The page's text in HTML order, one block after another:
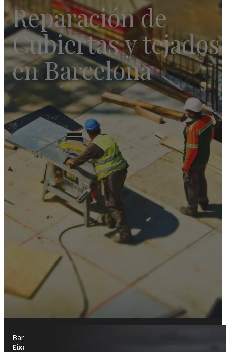
Reparación de
Cubiertas y tejados
en Barcelona
Barcelona es una ciudad de gran riqueza arquitectónica, donde
Eixample y rascacielos contemporáneos en zonas como